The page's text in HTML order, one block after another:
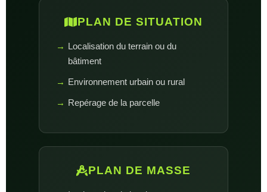
PLAN DE SITUATION
Localisation du terrain ou du
bâtiment
Environnement urbain ou rural
Repérage de la parcelle
PLAN DE MASSE